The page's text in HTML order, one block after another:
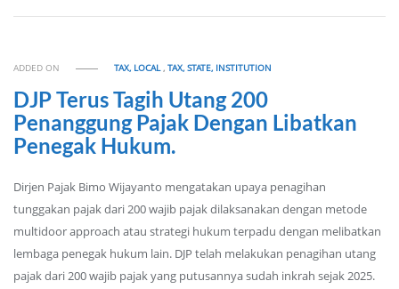
ADDED ON TAX, LOCAL,TAX, STATE, INSTITUTION
DJP Terus Tagih Utang 200
Penanggung Pajak Dengan Libatkan
Penegak Hukum.
Dirjen Pajak Bimo Wijayanto mengatakan upaya penagihan
tunggakan pajak dari 200 wajib pajak dilaksanakan dengan metode
multidoor approach atau strategi hukum terpadu dengan melibatkan
lembaga penegak hukum lain. DJP telah melakukan penagihan utang
pajak dari 200 wajib pajak yang putusannya sudah inkrah sejak 2025.